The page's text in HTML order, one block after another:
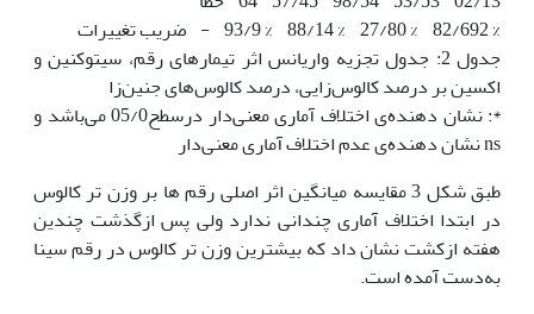
% 82/692 % 27/80 % 88/14 % 93/9 - ضریب تغییرات
جدول 2: جدول تجزیه واریانس اثر تیمار‌های رقم، سیتوکنین و
اکسین بر درصد کالوس‌زایی، درصد کالوس‌های جنین‌زا
*: نشان دهنده‌ی اختلاف آماری معنی‌دار درسطح05/0 می‌باشد و
ns نشان دهنده‌ی عدم اختلاف آماری معنی‌دار
طبق شکل 3 مقایسه میانگین اثر اصلی رقم ها بر وزن تر کالوس
در ابتدا اختلاف آماری چندانی ندارد ولی پس ازگذشت چندین
هفته ازکشت نشان داد که بیشترین وزن تر کالوس در رقم سینا
به‌دست‌ آمده است.